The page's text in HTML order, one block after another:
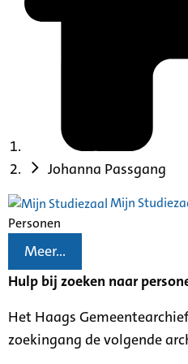
Johanna Passgang
Mijn
Personen
Meer...
Hulp bij zoeken naar
Het Haags
zoekingang de volgende